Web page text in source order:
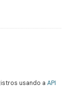
usando a API